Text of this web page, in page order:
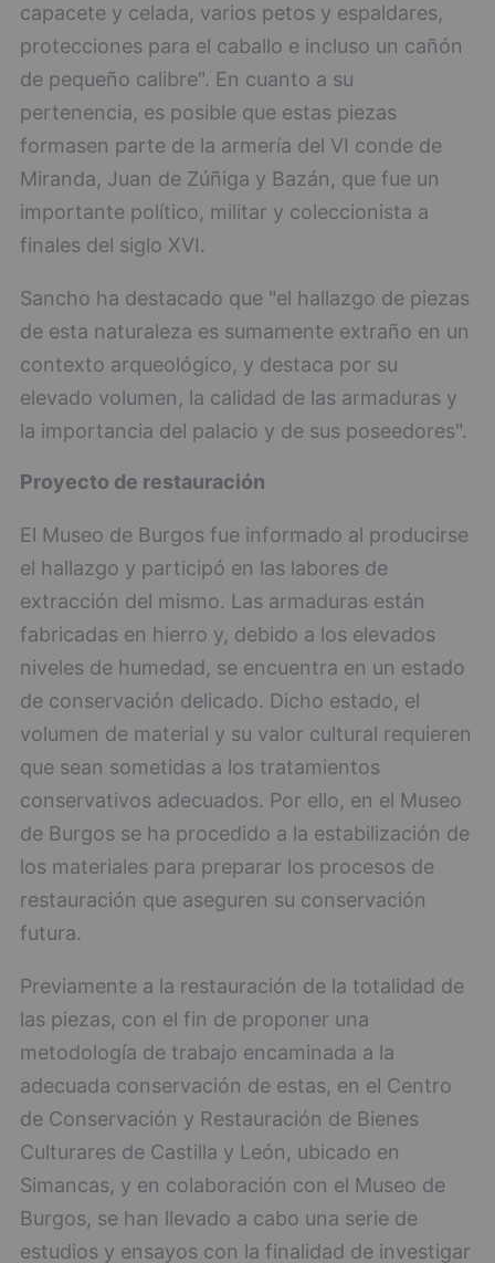
capacete y celada, varios petos y espaldares,
protecciones para el caballo e incluso un cañón
de pequeño calibre". En cuanto a su
pertenencia, es posible que estas piezas
formasen parte de la armería del VI conde de
Miranda, Juan de Zúñiga y Bazán, que fue un
importante político, militar y coleccionista a
finales del siglo XVI.
Sancho ha destacado que "el hallazgo de piezas
de esta naturaleza es sumamente extraño en un
contexto arqueológico, y destaca por su
elevado volumen, la calidad de las armaduras y
la importancia del palacio y de sus poseedores".
Proyecto de restauración
El Museo de Burgos fue informado al producirse
el hallazgo y participó en las labores de
extracción del mismo. Las armaduras están
fabricadas en hierro y, debido a los elevados
niveles de humedad, se encuentra en un estado
de conservación delicado. Dicho estado, el
volumen de material y su valor cultural requieren
que sean sometidas a los tratamientos
conservativos adecuados. Por ello, en el Museo
de Burgos se ha procedido a la estabilización de
los materiales para preparar los procesos de
restauración que aseguren su conservación
futura.
Previamente a la restauración de la totalidad de
las piezas, con el fin de proponer una
metodología de trabajo encaminada a la
adecuada conservación de estas, en el Centro
de Conservación y Restauración de Bienes
Culturares de Castilla y León, ubicado en
Simancas, y en colaboración con el Museo de
Burgos, se han llevado a cabo una serie de
estudios y ensayos con la finalidad de investigar